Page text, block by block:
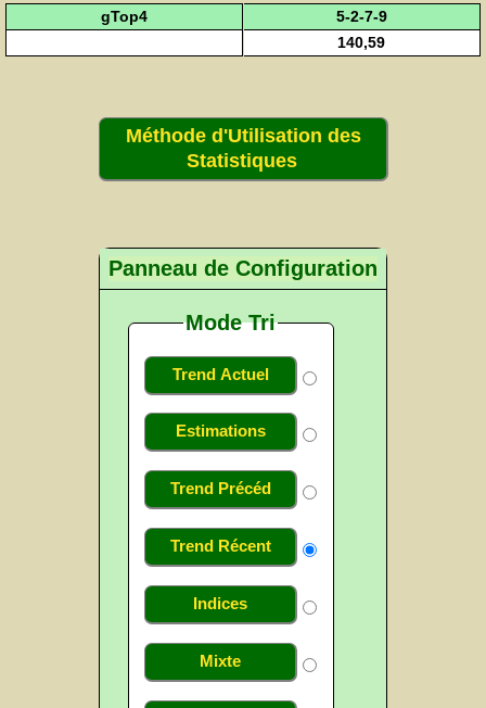
gTop4
5-2-7-9
140,59
Méthode d'Utilisation des
Statistiques
Panneau de Configuration
Mode Tri
Trend Actuel
Estimations
Trend Précéd
Trend Récent
Indices
Mixte